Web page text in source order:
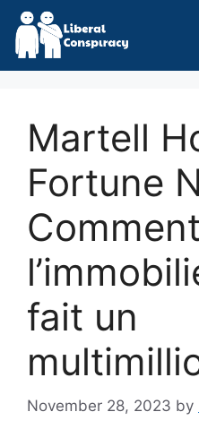
Skip
content
Martell
Fortune
Comment
fait un
November 28, 2023 by